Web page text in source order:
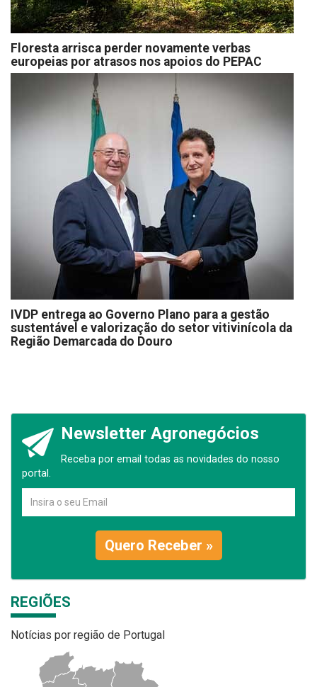
Floresta arrisca perder novamente verbas
europeias por atrasos nos apoios do PEPAC
IVDP entrega ao Governo Plano para a gestão
sustentável e valorização do setor vitivinícola da
Região Demarcada do Douro
Newsletter Agronegócios
Receba por email todas as novidades do nosso
portal.
Quero Receber »
REGIÕES
Notícias por região de Portugal